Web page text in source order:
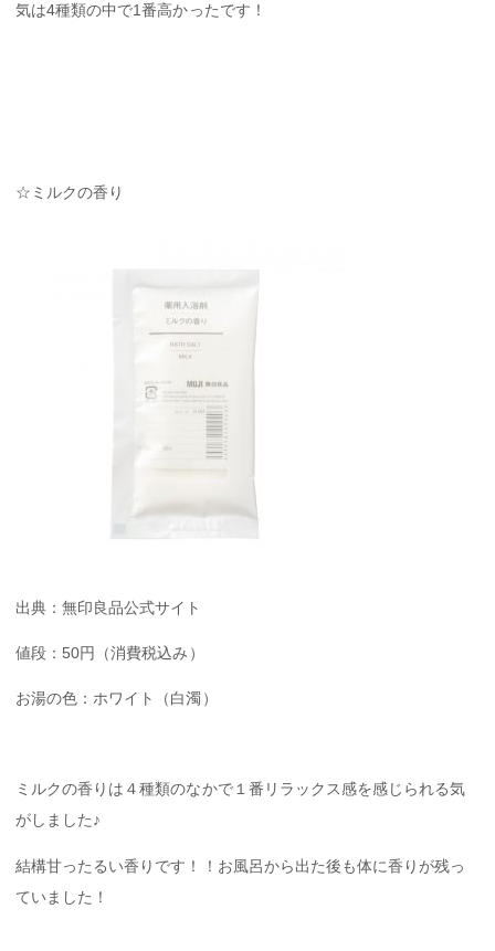
気は4種類の中で1番高かったです！
☆ミルクの香り
出典：無印良品公式サイト
値段：50円（消費税込み）
お湯の色：ホワイト（白濁）
ミルクの香りは４種類のなかで１番リラックス感を感じられる気
がしました♪
結構甘ったるい香りです！！お風呂から出た後も体に香りが残っ
ていました！